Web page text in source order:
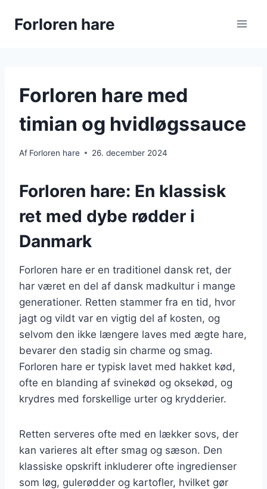
Forloren hare
Forloren hare med
timian og hvidløgssauce
Af Forloren hare 26. december 2024
Forloren hare: En klassisk
ret med dybe rødder i
Danmark
Forloren hare er en traditionel dansk ret, der
har været en del af dansk madkultur i mange
generationer. Retten stammer fra en tid, hvor
jagt og vildt var en vigtig del af kosten, og
selvom den ikke længere laves med ægte hare,
bevarer den stadig sin charme og smag.
Forloren hare er typisk lavet med hakket kød,
ofte en blanding af svinekød og oksekød, og
krydres med forskellige urter og krydderier.
Retten serveres ofte med en lækker sovs, der
kan varieres alt efter smag og sæson. Den
klassiske opskrift inkluderer ofte ingredienser
som løg, gulerødder og kartofler, hvilket gør